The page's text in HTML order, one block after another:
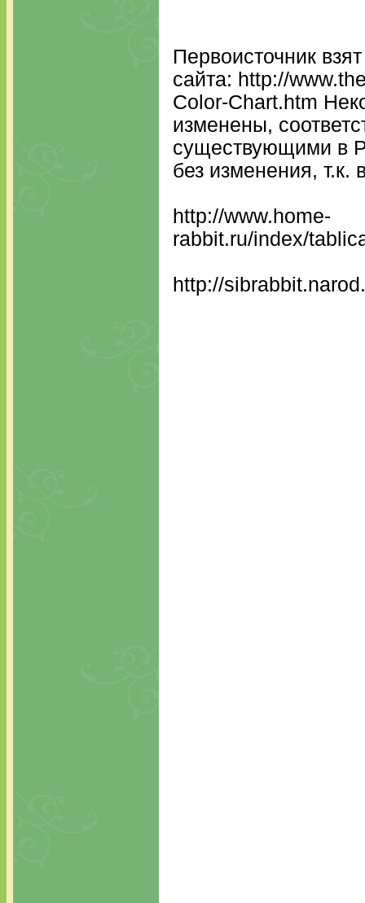
Первоисточник
сайта: http://
Color-Chart.htm
изменены,
существующими в
без изменения,
http://www.home-
rabbit.ru/index/
http://